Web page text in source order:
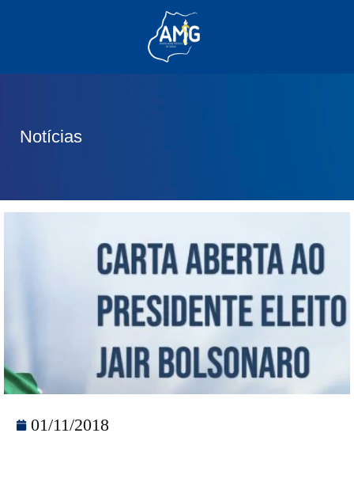
Notícias
01/11/2018